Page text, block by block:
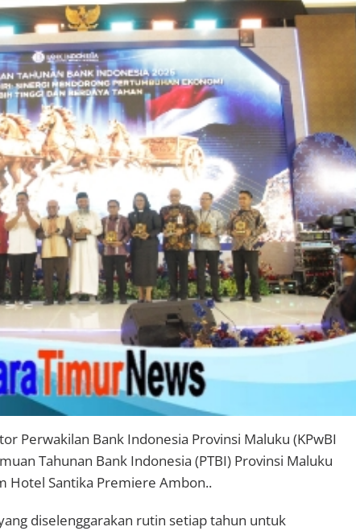
Perwakilan Bank Indonesia Provinsi Maluku (KPwBI
Tahunan Bank Indonesia (PTBI) Provinsi Maluku
Hotel Santika Premiere Ambon..
diselenggarakan rutin setiap tahun untuk